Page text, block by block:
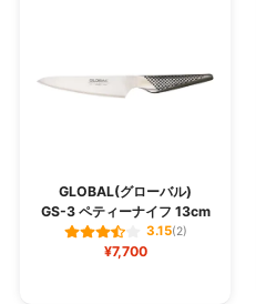
GLOBAL(グローバル)
GS-3 ペティーナイフ 13cm
3.15(2)
¥7,700